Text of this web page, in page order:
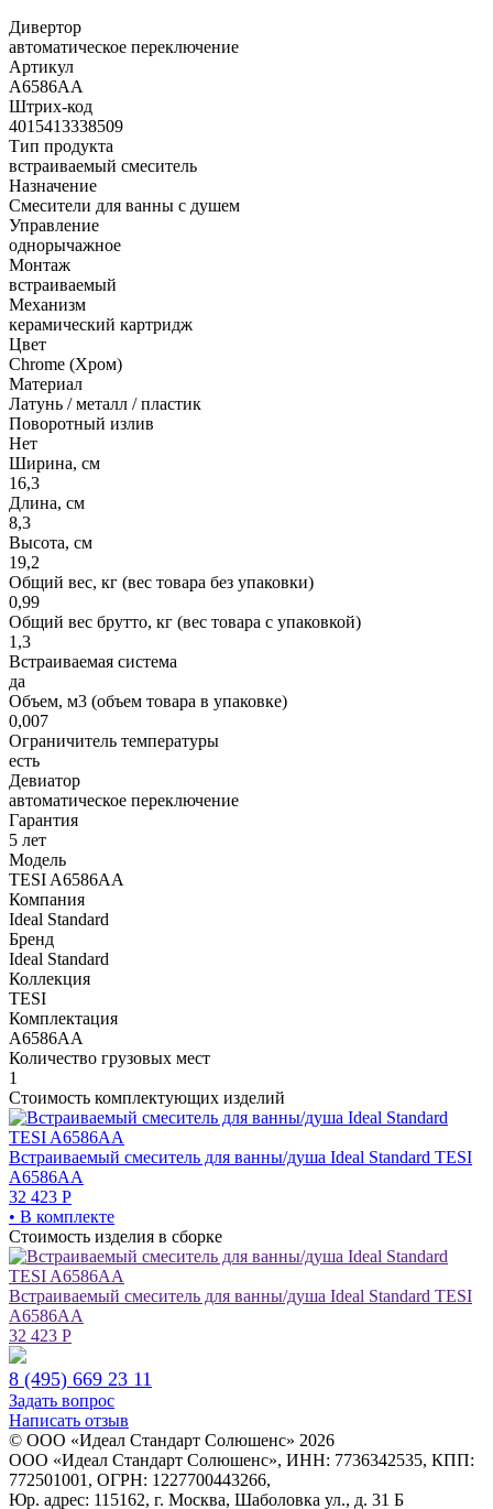
Дивертор
автоматическое переключение
Артикул
A6586AA
Штрих-код
4015413338509
Тип продукта
встраиваемый смеситель
Назначение
Смесители для ванны с душем
Управление
однорычажное
Монтаж
встраиваемый
Механизм
керамический картридж
Цвет
Chrome (Хром)
Материал
Латунь / металл / пластик
Поворотный излив
Нет
Ширина, см
16,3
Длина, см
8,3
Высота, см
19,2
Общий вес, кг (вес товара без упаковки)
0,99
Общий вес брутто, кг (вес товара с упаковкой)
1,3
Встраиваемая система
да
Объем, м3 (объем товара в упаковке)
0,007
Ограничитель температуры
есть
Девиатор
автоматическое переключение
Гарантия
5 лет
Модель
TESI A6586AA
Компания
Ideal Standard
Бренд
Ideal Standard
Коллекция
TESI
Комплектация
A6586AA
Количество грузовых мест
1
Стоимость комплектующих изделий
Встраиваемый смеситель для ванны/душа Ideal Standard TESI
A6586AA
32 423 Р
• В комплекте
Стоимость изделия в сборке
Встраиваемый смеситель для ванны/душа Ideal Standard TESI
A6586AA
32 423 Р
8 (495) 669 23 11
Задать вопрос
Написать отзыв
© ООО «Идеал Стандарт Солюшенс» 2026
ООО «Идеал Стандарт Солюшенс», ИНН: 7736342535, КПП:
772501001, ОГРН: 1227700443266,
Юр. адрес: 115162, г. Москва, Шаболовка ул., д. 31 Б